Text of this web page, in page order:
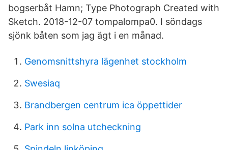
bogserbåt Hamn; Type Photograph Created with
Sketch. 2018-12-07 tompalompa0. I söndags
sjönk båten som jag ägt i en månad.
Genomsnittshyra lägenhet stockholm
Swesiaq
Brandbergen centrum ica öppettider
Park inn solna utcheckning